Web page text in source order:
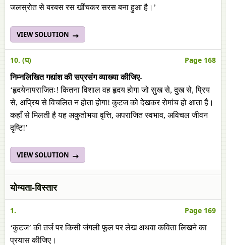
जलस्रोत से बरबस रस खींचकर सरस बना हुआ है।’
VIEW SOLUTION
10. (घ) Page 168
निम्नलिखित गद्यांश की सप्रसंग व्याख्या कीजिए-
‘हृदयेनापराजितः! कितना विशाल वह हृदय होगा जो सुख से, दुख से, प्रिय
से, अप्रिय से विचलित न होता होगा! कुटज को देखकर रोमांच हो आता है।
कहाँ से मिलती है यह अकुतोभया वृत्ति, अपराजित स्वभाव, अविचल जीवन
दृष्टि!’
VIEW SOLUTION
योग्यता-विस्तार
1. Page 169
‘कुटज’ की तर्ज पर किसी जंगली फूल पर लेख अथवा कविता लिखने का
प्रयास कीजिए।